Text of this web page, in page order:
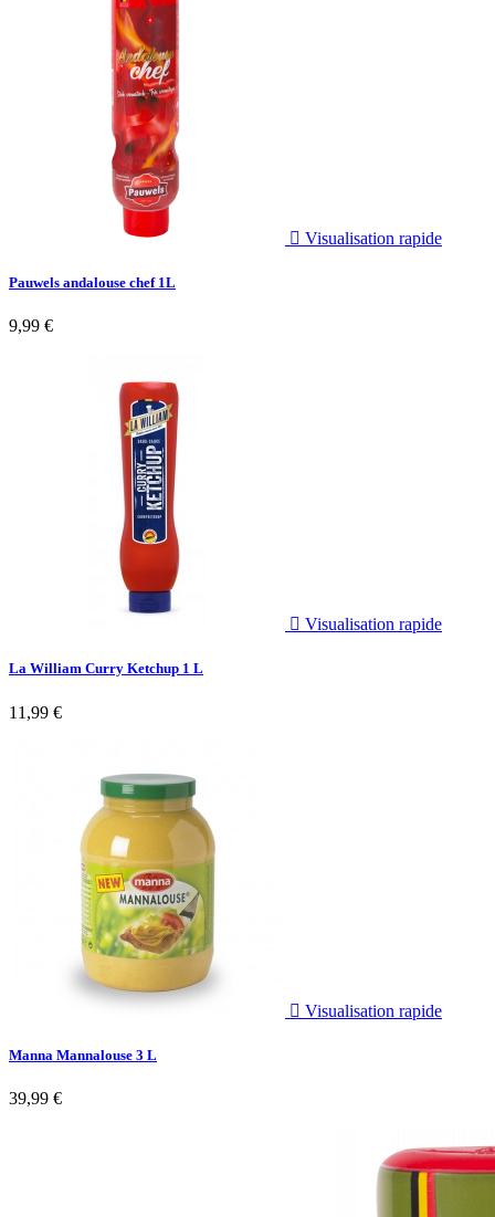
 Visualisation rapide
Pauwels andalouse chef 1L
9,99 €
 Visualisation rapide
La William Curry Ketchup 1 L
11,99 €
 Visualisation rapide
Manna Mannalouse 3 L
39,99 €